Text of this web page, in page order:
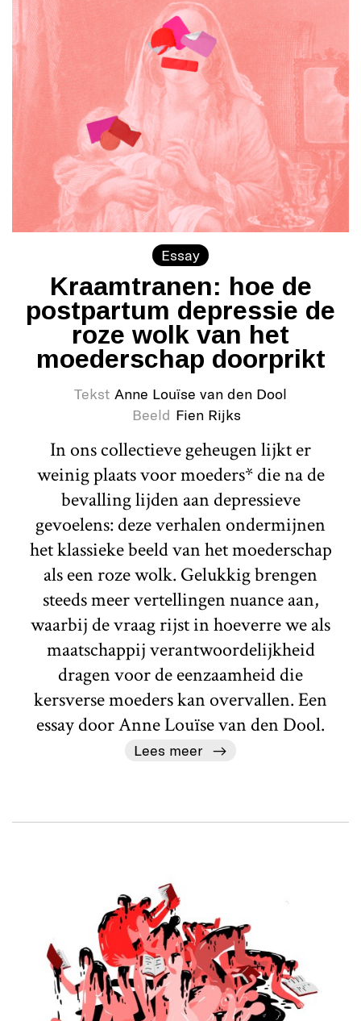
Essay
Kraamtranen: hoe de
postpartum depressie de
roze wolk van het
moederschap doorprikt
Tekst Anne Louïse van den Dool
Beeld Fien Rijks
In ons collectieve geheugen lijkt er
weinig plaats voor moeders* die na de
bevalling lijden aan depressieve
gevoelens: deze verhalen ondermijnen
het klassieke beeld van het moederschap
als een roze wolk. Gelukkig brengen
steeds meer vertellingen nuance aan,
waarbij de vraag rijst in hoeverre we als
maatschappij verantwoordelijkheid
dragen voor de eenzaamheid die
kersverse moeders kan overvallen. Een
essay door Anne Louïse van den Dool.
Lees meer